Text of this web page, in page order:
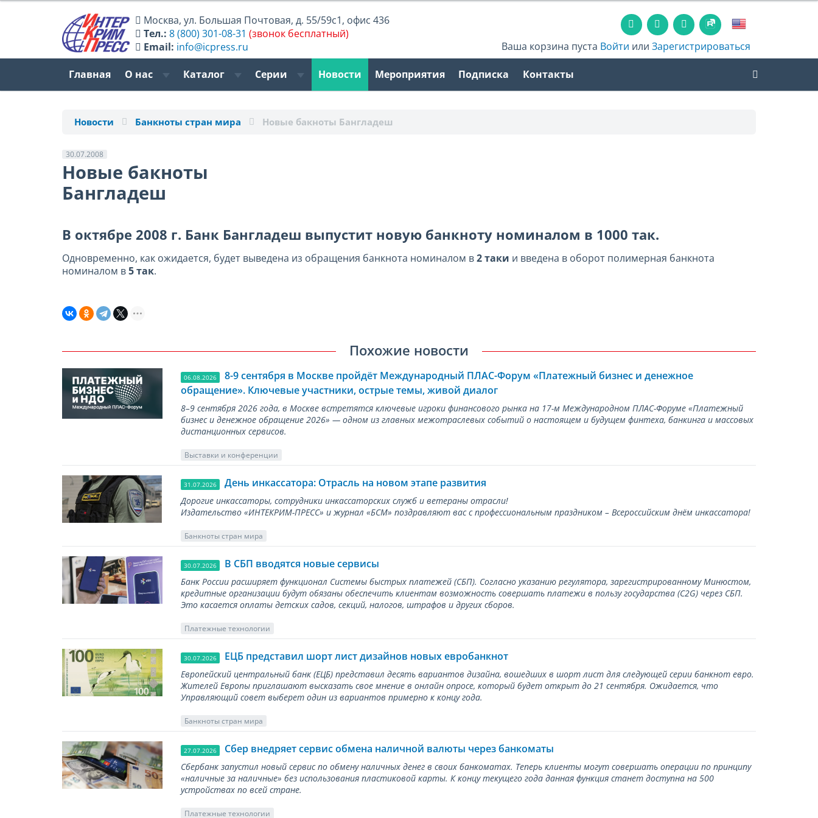
Москва,ул. Большая Почтовая, д. 55/59с1, офис 436
Тел.: 8 (800) 301-08-31 (звонок бесплатный)
Email: info@icpress.ru Ваша корзина пуста Войти илиЗарегистрироваться
Главная О нас Каталог Серии Новости Мероприятия Подписка Контакты
Новости Банкноты стран мира Новые бакноты Бангладеш
30.07.2008
Новые бакноты
Бангладеш
В октябре 2008 г. Банк Бангладеш выпустит новую банкноту номиналом в 1000 так.
Одновременно, как ожидается, будет выведена из обращения банкнота номиналом в2 таки и введена в оборот полимерная банкнота
номиналом в5 так.
Похожие новости
06.08.2026
8-9 сентября в Москве пройдёт Международный ПЛАС-Форум «Платежный бизнес и денежное
обращение». Ключевые участники, острые темы, живой диалог
8–9 сентября 2026 года, в Москве встретятся ключевые игроки финансового рынка на 17-м Международном ПЛАС-Форуме «Платежный
бизнес и денежное обращение 2026» — одном из главных межотраслевых событий о настоящем и будущем финтеха, банкинга и массовых
дистанционных сервисов.
Выставки и конференции
31.07.2026 День инкассатора: Отрасль на новом этапе развития
Дорогие инкассаторы, сотрудники инкассаторских служб и ветераны отрасли!
Издательство «ИНТЕКРИМ-ПРЕСС» и журнал «БСМ» поздравляют вас с профессиональным праздником – Всероссийским днём инкассатора!
Банкноты стран мира
30.07.2026 В СБП вводятся новые сервисы
Банк России расширяет функционал Системы быстрых платежей (СБП). Согласно указанию регулятора, зарегистрированному Минюстом,
кредитные организации будут обязаны обеспечить клиентам возможность совершать платежи в пользу государства (С2G) через СБП.
Это касается оплаты детских садов, секций, налогов, штрафов и других сборов.
Платежные технологии
30.07.2026 ЕЦБ представил шорт лист дизайнов новых евробанкнот
Европейский центральный банк (ЕЦБ) представил десять вариантов дизайна, вошедших в шорт лист для следующей серии банкнот евро.
Жителей Европы приглашают высказать свое мнение в онлайн опросе, который будет открыт до 21 сентября. Ожидается, что
Управляющий совет выберет один из вариантов примерно к концу года.
Банкноты стран мира
27.07.2026 Сбер внедряет сервис обмена наличной валюты через банкоматы
Сбербанк запустил новый сервис по обмену наличных денег в своих банкоматах. Теперь клиенты могут совершать операции по принципу
«наличные за наличные» без использования пластиковой карты. К концу текущего года данная функция станет доступна на 500
устройствах по всей стране.
Платежные технологии